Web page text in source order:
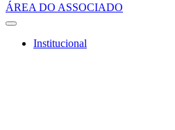
ÁREA DO ASSOCIADO
Institucional